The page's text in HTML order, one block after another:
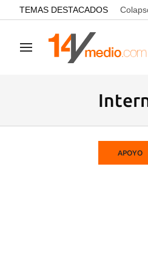
common.go-to-content
TEMAS DESTACADOS
Navegación
APOYO